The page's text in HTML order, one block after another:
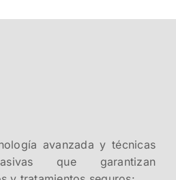
avanzada y técnicas
que garantizan